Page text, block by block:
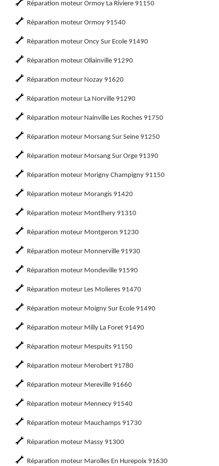
Réparation moteur Ormoy La Riviere 91150
Réparation moteur Ormoy 91540
Réparation moteur Oncy Sur Ecole 91490
Réparation moteur Ollainville 91290
Réparation moteur Nozay 91620
Réparation moteur La Norville 91290
Réparation moteur Nainville Les Roches 91750
Réparation moteur Morsang Sur Seine 91250
Réparation moteur Morsang Sur Orge 91390
Réparation moteur Morigny Champigny 91150
Réparation moteur Morangis 91420
Réparation moteur Montlhery 91310
Réparation moteur Montgeron 91230
Réparation moteur Monnerville 91930
Réparation moteur Mondeville 91590
Réparation moteur Les Molieres 91470
Réparation moteur Moigny Sur Ecole 91490
Réparation moteur Milly La Foret 91490
Réparation moteur Mespuits 91150
Réparation moteur Merobert 91780
Réparation moteur Mereville 91660
Réparation moteur Mennecy 91540
Réparation moteur Mauchamps 91730
Réparation moteur Massy 91300
Réparation moteur Marolles En Hurepoix 91630